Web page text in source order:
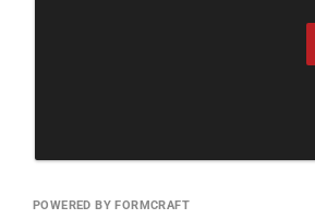
POWERED BY FORMCRAFT